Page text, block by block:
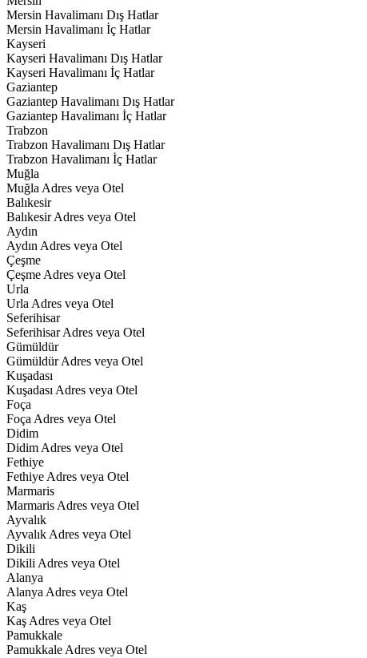
Mersin Havalimanı Dış Hatlar
Mersin Havalimanı İç Hatlar
Kayseri
Kayseri Havalimanı Dış Hatlar
Kayseri Havalimanı İç Hatlar
Gaziantep
Gaziantep Havalimanı Dış Hatlar
Gaziantep Havalimanı İç Hatlar
Trabzon
Trabzon Havalimanı Dış Hatlar
Trabzon Havalimanı İç Hatlar
Muğla
Muğla Adres veya Otel
Balıkesir
Balıkesir Adres veya Otel
Aydın
Aydın Adres veya Otel
Çeşme
Çeşme Adres veya Otel
Urla
Urla Adres veya Otel
Seferihisar
Seferihisar Adres veya Otel
Gümüldür
Gümüldür Adres veya Otel
Kuşadası
Kuşadası Adres veya Otel
Foça
Foça Adres veya Otel
Didim
Didim Adres veya Otel
Fethiye
Fethiye Adres veya Otel
Marmaris
Marmaris Adres veya Otel
Ayvalık
Ayvalık Adres veya Otel
Dikili
Dikili Adres veya Otel
Alanya
Alanya Adres veya Otel
Kaş
Kaş Adres veya Otel
Pamukkale
Pamukkale Adres veya Otel